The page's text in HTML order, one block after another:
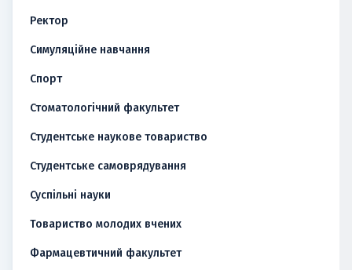
Ректор
Симуляційне навчання
Спорт
Стоматологічний факультет
Студентське наукове товариство
Студентське самоврядування
Суспільні науки
Товариство молодих вчених
Фармацевтичний факультет